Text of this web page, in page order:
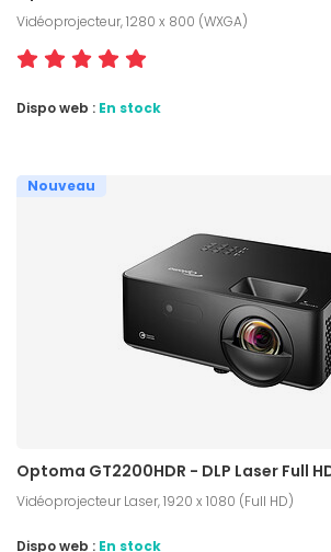
Vidéoprojecteur, 1280 x 800 (WXGA)
Dispo web : En stock
Nouveau
Optoma GT2200HDR - DLP Laser Full
Vidéoprojecteur Laser, 1920 x 1080 (Full HD)
Dispo web : En stock